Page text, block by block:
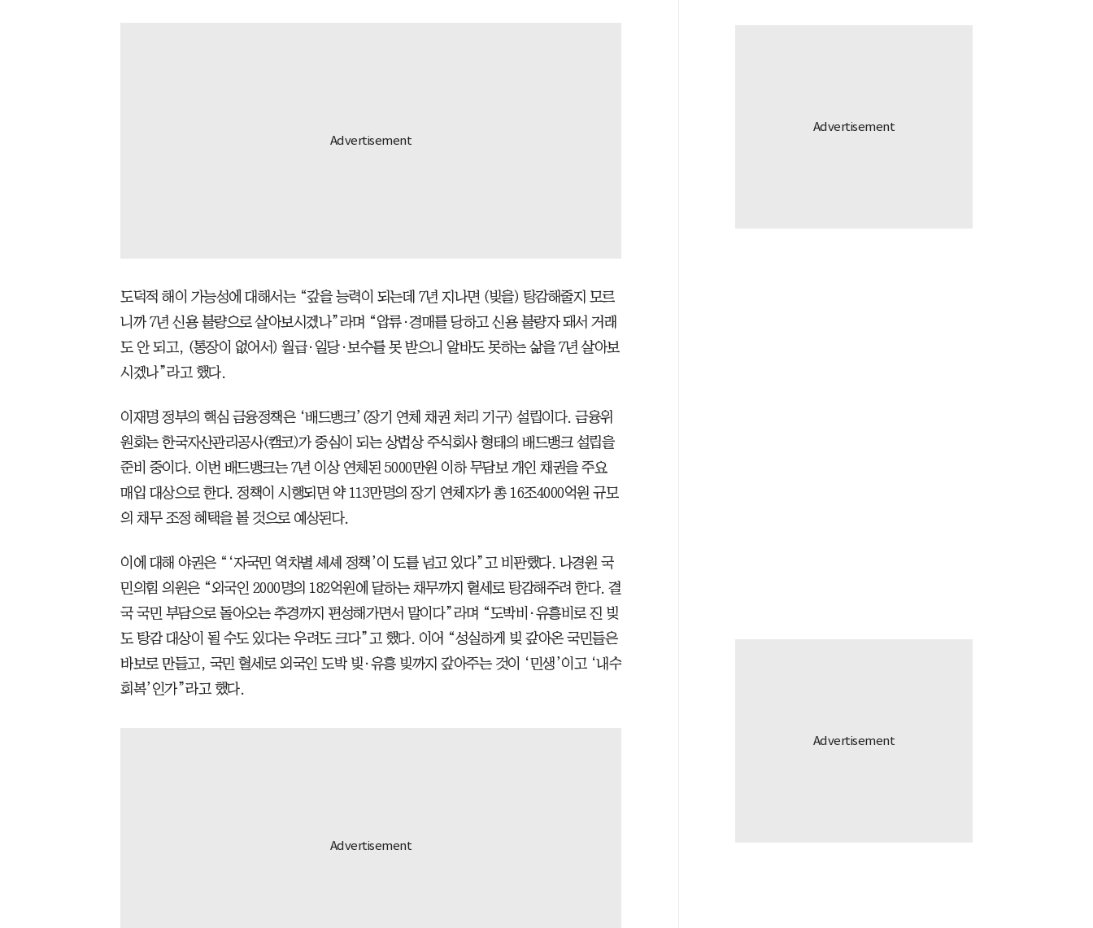
도덕적 해이 가능성에 대해서는 “갚을 능력이 되는데 7년 지나면 (빚을) 탕감해줄지 모르
니까 7년 신용 불량으로 살아보시겠나”라며 “압류·경매를 당하고 신용 불량자 돼서 거래
도 안 되고, (통장이 없어서) 월급·일당·보수를 못 받으니 알바도 못하는 삶을 7년 살아보
시겠나”라고 했다.
이재명 정부의 핵심 금융정책은 ‘배드뱅크’(장기 연체 채권 처리 기구) 설립이다. 금융위
원회는 한국자산관리공사(캠코)가 중심이 되는 상법상 주식회사 형태의 배드뱅크 설립을
준비 중이다. 이번 배드뱅크는 7년 이상 연체된 5000만원 이하 무담보 개인 채권을 주요
매입 대상으로 한다. 정책이 시행되면 약 113만명의 장기 연체자가 총 16조4000억원 규모
의 채무 조정 혜택을 볼 것으로 예상된다.
이에 대해 야권은 “‘자국민 역차별 셰셰 정책’이 도를 넘고 있다”고 비판했다. 나경원 국
민의힘 의원은 “외국인 2000명의 182억원에 달하는 채무까지 혈세로 탕감해주려 한다. 결
국 국민 부담으로 돌아오는 추경까지 편성해가면서 말이다”라며 “도박비·유흥비로 진 빚
도 탕감 대상이 될 수도 있다는 우려도 크다”고 했다. 이어 “성실하게 빚 갚아온 국민들은
바보로 만들고, 국민 혈세로 외국인 도박 빚·유흥 빚까지 갚아주는 것이 ‘민생’이고 ‘내수
회복’인가”라고 했다.